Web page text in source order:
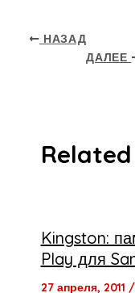
НАЗАД
ДАЛЕЕ
Kingston:
Play для
27 апреля, 2011 /